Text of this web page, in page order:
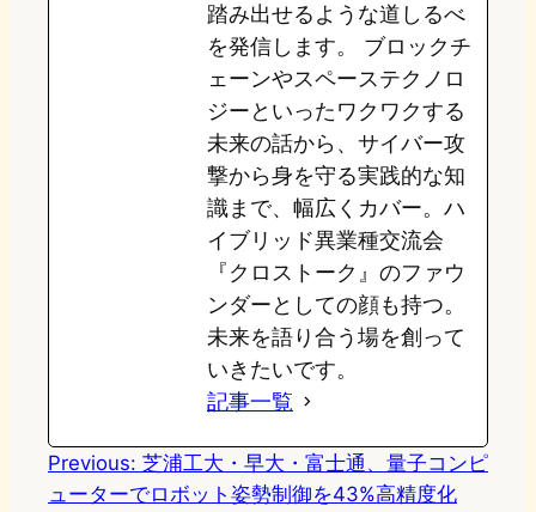
踏み出せるような道しるべ
を発信します。 ブロックチ
ェーンやスペーステクノロ
ジーといったワクワクする
未来の話から、サイバー攻
撃から身を守る実践的な知
識まで、幅広くカバー。ハ
イブリッド異業種交流会
『クロストーク』のファウ
ンダーとしての顔も持つ。
未来を語り合う場を創って
いきたいです。
記事一覧
Previous: 芝浦工大・早大・富士通、量子コンピ
ューターでロボット姿勢制御を43%高精度化